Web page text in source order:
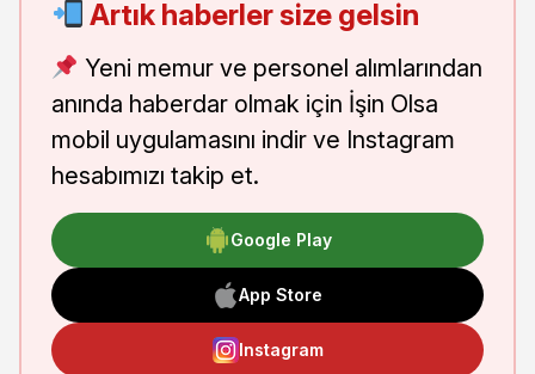
Artık haberler size gelsin
Yeni memur ve personel alımlarından
anında haberdar olmak için İşin Olsa
mobil uygulamasını indir ve Instagram
hesabımızı takip et.
Google Play
App Store
Instagram